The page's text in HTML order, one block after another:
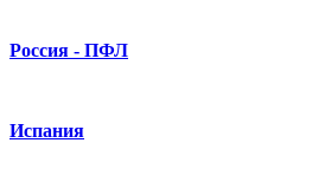
Россия - ПФЛ
Испания